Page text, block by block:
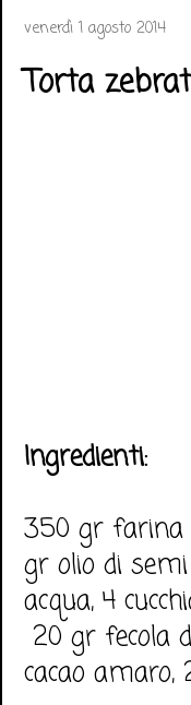
venerdì 1 agosto 2014
Torta
Ingredienti:
350 gr farina
gr olio di
acqua, 4
20 gr fecola
cacao amaro,